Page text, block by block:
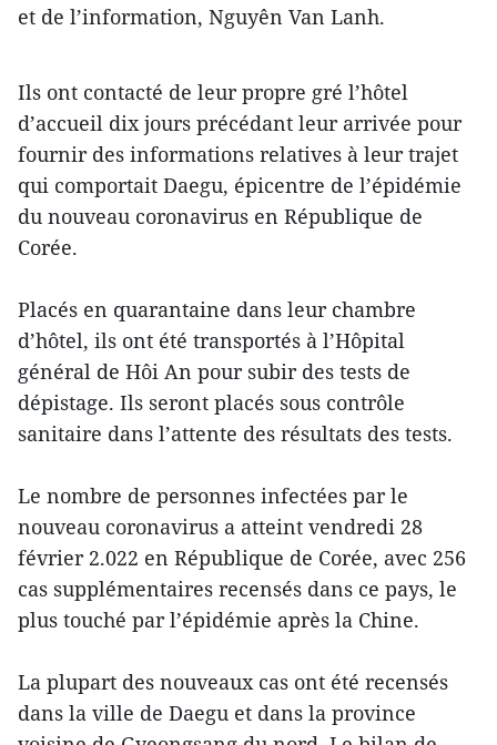
et de l’information, Nguyên Van Lanh.
Ils ont contacté de leur propre gré l’hôtel
d’accueil dix jours précédant leur arrivée pour
fournir des informations relatives à leur trajet
qui comportait Daegu, épicentre de l’épidémie
du nouveau coronavirus en République de
Corée.
Placés en quarantaine dans leur chambre
d’hôtel, ils ont été transportés à l’Hôpital
général de Hôi An pour subir des tests de
dépistage. Ils seront placés sous contrôle
sanitaire dans l’attente des résultats des tests.
Le nombre de personnes infectées par le
nouveau coronavirus a atteint vendredi 28
février 2.022 en République de Corée, avec 256
cas supplémentaires recensés dans ce pays, le
plus touché par l’épidémie après la Chine.
La plupart des nouveaux cas ont été recensés
dans la ville de Daegu et dans la province